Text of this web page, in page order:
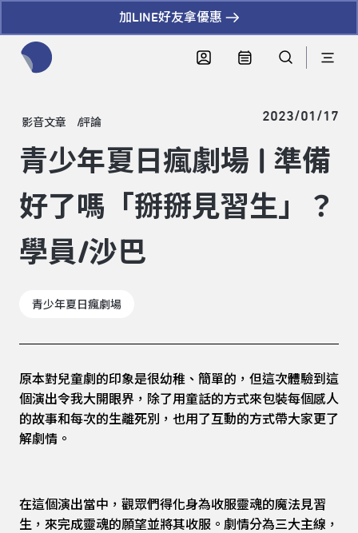
加LINE好友拿優惠
影音文章 評論 2023/01/17
青少年夏日瘋劇場 | 準備
好了嗎「掰掰見習生」？
學員/沙巴
青少年夏日瘋劇場
原本對兒童劇的印象是很幼稚、簡單的，但這次體驗到這
個演出令我大開眼界，除了用童話的方式來包裝每個感人
的故事和每次的生離死別，也用了互動的方式帶大家更了
解劇情。
在這個演出當中，觀眾們得化身為收服靈魂的魔法見習
生，來完成靈魂的願望並將其收服。劇情分為三大主線，